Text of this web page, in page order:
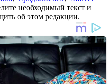
необходимый текст и
об этом редакции.